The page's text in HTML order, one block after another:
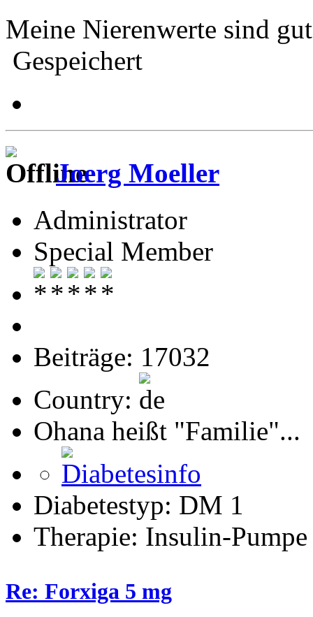
Meine Nierenwerte sind
Gespeichert
Joerg Moeller
Administrator
Special Member
Beiträge: 17032
Country:
Ohana heißt "Familie"...
Diabetestyp: DM 1
Therapie: Insulin-Pumpe
Re: Forxiga 5 mg